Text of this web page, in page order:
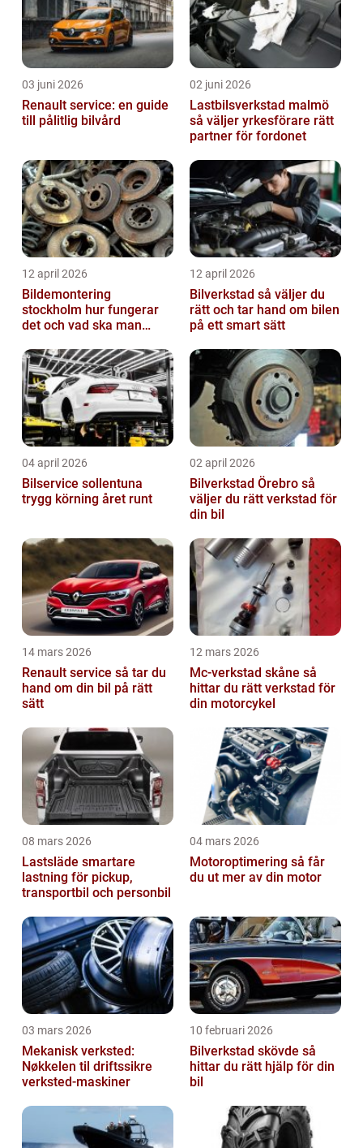
03 juni 2026
Renault service: en guide
till pålitlig bilvård
02 juni 2026
Lastbilsverkstad malmö
så väljer yrkesförare rätt
partner för fordonet
12 april 2026
Bildemontering
stockholm hur fungerar
det och vad ska man
12 april 2026
Bilverkstad så väljer du
rätt och tar hand om bilen
på ett smart sätt
04 april 2026
Bilservice sollentuna
trygg körning året runt
02 april 2026
Bilverkstad Örebro så
väljer du rätt verkstad för
din bil
14 mars 2026
Renault service så tar du
hand om din bil på rätt
sätt
12 mars 2026
Mc-verkstad skåne så
hittar du rätt verkstad för
din motorcykel
08 mars 2026
Lastsläde smartare
lastning för pickup,
transportbil och personbil
04 mars 2026
Motoroptimering så får
du ut mer av din motor
03 mars 2026
Mekanisk verksted:
Nøkkelen til driftssikre
verksted-maskiner
10 februari 2026
Bilverkstad skövde så
hittar du rätt hjälp för din
bil